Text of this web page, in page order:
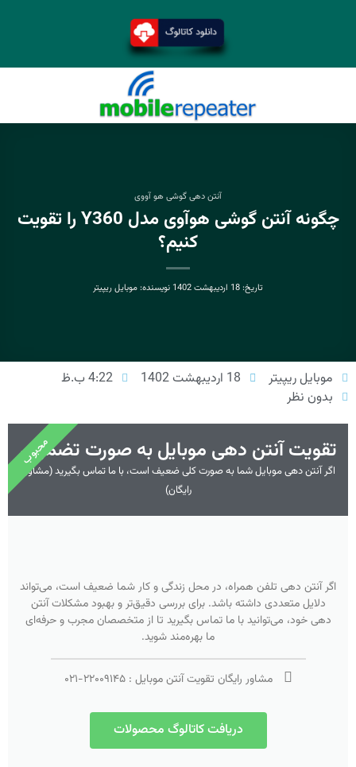
آنتن دهی گوشی هو آووی
چگونه آنتن گوشی هوآوی مدل Y360 را تقویت
کنیم؟
تاریخ:18 اردیبهشت 1402 نویسنده:موبایل ریپیتر
موبایل ریپیتر 18 اردیبهشت 1402
4:22 ب.ظ
بدون نظر
تقویت آنتن دهی موبایل به صورت تضمینی
اگر آنتن دهی موبایل شما به صورت کلی ضعیف است، با ما تماس بگیرید (مشاوره
رایگان)
اگر آنتن دهی تلفن همراه، در محل زندگی و کار شما ضعیف است، می‌تواند
دلایل متعددی داشته باشد. برای بررسی دقیق‌تر و بهبود مشکلات آنتن
دهی خود، می‌توانید با ما تماس بگیرید تا از متخصصان مجرب و حرفه‌ای
ما بهره‌مند شوید.
مشاور رایگان تقویت آنتن موبایل :۲۲۰۰۹۱۴۵-۰۲۱
دریافت کاتالوگ محصولات
محبوب